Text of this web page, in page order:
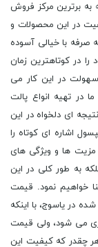
به برترین مرکز فروش
در این محصولات و
صرفه با خیالی آسوده
در کوتاهترین زمان
سهولت در این کار می
در تهیه انواع پالت
ای دلخواه در این
اشاره ای کوتاه را
مزیت ها و ویژگی های
به طور کلی در این
خواهیم نمود. قیمت
در یاسوج، با اینکه
می شود، ولی قیمت
هر چقدر که کیفیت این